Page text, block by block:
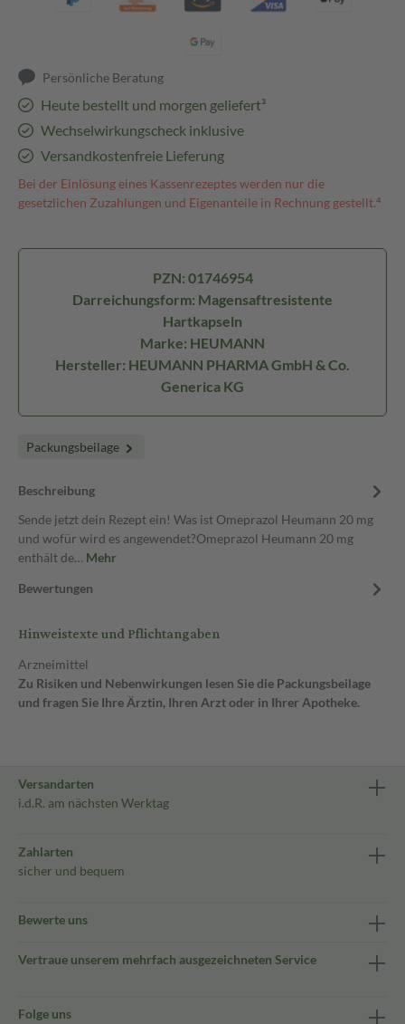
Persönliche Beratung
Heute bestellt und morgen geliefert³
Wechselwirkungscheck inklusive
Versandkostenfreie Lieferung
Bei der Einlösung eines Kassenrezeptes werden nur die
gesetzlichen Zuzahlungen und Eigenanteile in Rechnung gestellt.⁴
PZN: 01746954
Darreichungsform: Magensaftresistente
Hartkapseln
Marke: HEUMANN
Hersteller: HEUMANN PHARMA GmbH & Co.
Generica KG
Packungsbeilage
Beschreibung
Sende jetzt dein Rezept ein! Was ist Omeprazol Heumann 20 mg
und wofür wird es angewendet?Omeprazol Heumann 20 mg
enthält de… Mehr
Bewertungen
Hinweistexte und Pflichtangaben
Arzneimittel
Zu Risiken und Nebenwirkungen lesen Sie die Packungsbeilage
und fragen Sie Ihre Ärztin, Ihren Arzt oder in Ihrer Apotheke.
Versandarten
i.d.R. am nächsten Werktag
Zahlarten
sicher und bequem
Bewerte uns
Vertraue unserem mehrfach ausgezeichneten Service
Folge uns